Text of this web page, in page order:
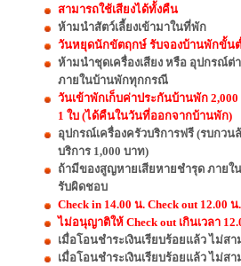
สามารถใช้เสียงได้ทั้งคืน
ห้ามนำสัตว์เลี้ยงเข้ามาในที่พัก
วันหยุดนักขัตฤกษ์ รับจองบ้านพักขั้น
ห้ามนำชุดเครื่องเสียง หรือ อุปกรณ์ต่า
ภายในบ้านพักทุกกรณี
วันเข้าพักเก็บค่าประกันบ้านพัก
1 ใบ (ได้คืนในวันที่ออกจากบ้านพัก)
อุปกรณ์เครื่องครัวบริการฟรี (รบกวน
บริการ 1,000 บาท)
ถ้ามีของสูญหายเสียหายชำรุด ภายใ
รับผิดชอบ
Check in 14.00 น. Check out 12.00 น.
ไม่อนุญาติให้ Check out เกินเวลา
เมื่อโอนชำระเงินเรียบร้อยแล้ว ไม่ส
เมื่อโอนชำระเงินเรียบร้อยแล้ว ไม่ส